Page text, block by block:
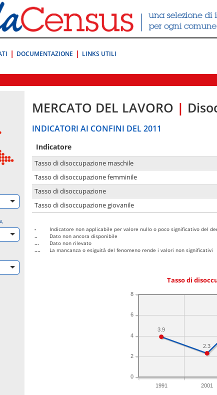
DOCUMENTAZIONE LINKS UTILI
MERCATO DEL LAVORO |
INDICATORI AI CONFINI DEL 2011
Indicatore
Tasso di disoccupazione maschile
Tasso di disoccupazione femminile
Tasso di disoccupazione
Tasso di disoccupazione giovanile
-
Indicatore non applicabile per valore nullo o poco significativo del
..
Dato non ancora disponibile
...
Dato non rilevato
....
La mancanza o esiguità del fenomeno rende i valori non significativi
Tasso di
1991 2001
0
2
4
6
8
2.3
3.9